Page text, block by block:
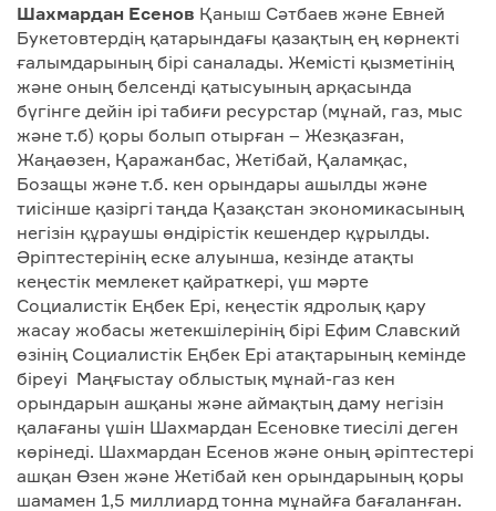
Шахмардан Есенов Қаныш Сәтбаев және Евней
Букетовтердің қатарындағы қазақтың ең көрнекті
ғалымдарының бірі саналады. Жемісті қызметінің
және оның белсенді қатысуының арқасында
бүгінге дейін ірі табиғи ресурстар (мұнай, газ, мыс
және т.б) қоры болып отырған – Жезқазған,
Жаңаөзен, Қаражанбас, Жетібай, Қаламқас,
Бозащы және т.б. кен орындары ашылды және
тиісінше қазіргі таңда Қазақстан экономикасының
негізін құраушы өндірістік кешендер құрылды.
Әріптестерінің еске алуынша, кезінде атақты
кеңестік мемлекет қайраткері, үш мәрте
Социалистік Еңбек Ері, кеңестік ядролық қару
жасау жобасы жетекшілерінің бірі Ефим Славский
өзінің Социалистік Еңбек Ері атақтарының кемінде
біреуі Маңғыстау облыстық мұнай-газ кен
орындарын ашқаны және аймақтың даму негізін
қалағаны үшін Шахмардан Есеновке тиесілі деген
көрінеді. Шахмардан Есенов және оның әріптестері
ашқан Өзен және Жетібай кен орындарының қоры
шамамен 1,5 миллиард тонна мұнайға бағаланған.